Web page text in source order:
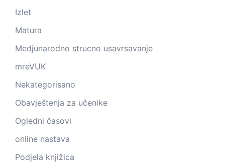
Izlet
Matura
Medjunarodno strucno usavrsavanje
mreVUK
Nekategorisano
Obavještenja za učenike
Ogledni časovi
online nastava
Podjela knjižica